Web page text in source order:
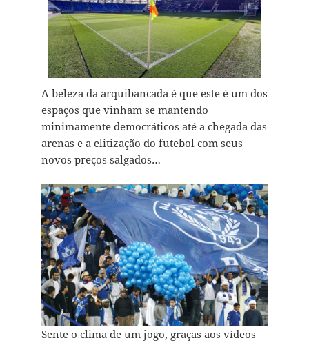
A beleza da arquibancada é que este é um dos
espaços que vinham se mantendo
minimamente democráticos até a chegada das
arenas e a elitização do futebol com seus
novos preços salgados…
Sente o clima de um jogo, graças aos vídeos